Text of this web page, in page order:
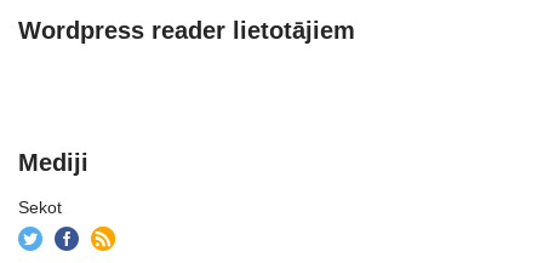
Wordpress reader lietotājiem
Mediji
Sekot